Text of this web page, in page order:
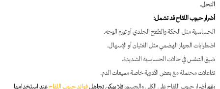
النحل.
أضرار حبوب اللقاح قد تشمل:
الحساسية مثل الحكة والطفح الجلدي أو تورم الوجه.
اضطرابات الجهاز الهضمي مثل الغثيان أو الإسهال.
ضيق التنفس في حالات الحساسية الشديدة.
تفاعلات محتملة مع بعض الأدوية خاصة مميعات الدم.
رغمأضرار حبوب اللقاح على الكلى والجسم، فلا يمكن تجاهلفوائد حبوب اللقاحعند استخدامها